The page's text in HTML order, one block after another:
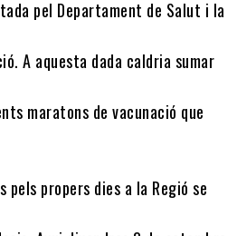
pel Departament de Salut i la
A aquesta dada caldria sumar
maratons de vacunació que
pels propers dies a la Regió se